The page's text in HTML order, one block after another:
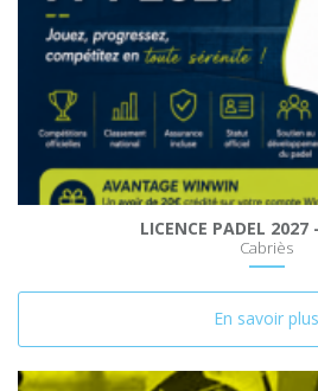
LICENCE PADEL 2027
Cabriès
En savoir plus